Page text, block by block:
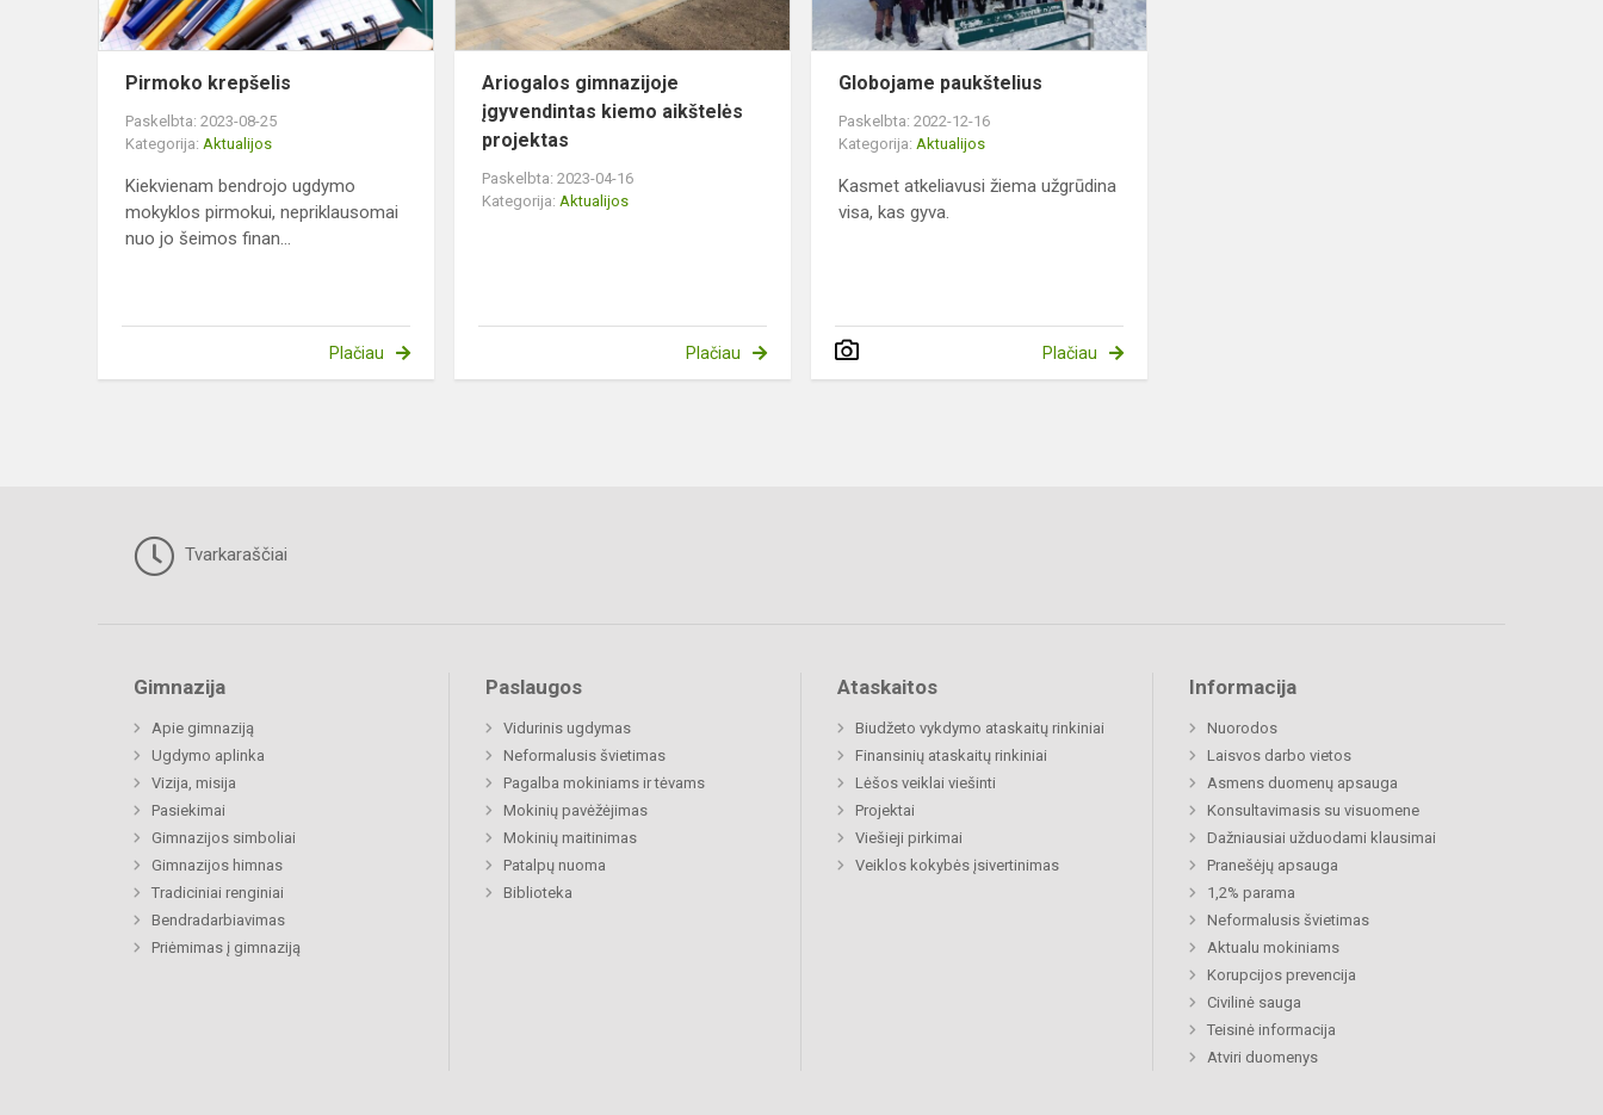
Pirmoko krepšelis
Paskelbta: 2023-08-25
Kategorija: Aktualijos
Kiekvienam bendrojo ugdymo
mokyklos pirmokui, nepriklausomai
nuo jo šeimos finan...
Plačiau
Ariogalos gimnazijoje
įgyvendintas kiemo aikštelės
projektas
Paskelbta: 2023-04-16
Kategorija:Aktualijos
Plačiau
Globojame paukštelius
Paskelbta: 2022-12-16
Kategorija:Aktualijos
Kasmet atkeliavusi žiema užgrūdina
visa, kas gyva.
Plačiau
Tvarkaraščiai
Gimnazija
Apie gimnaziją
Ugdymo aplinka
Vizija, misija
Pasiekimai
Gimnazijos simboliai
Gimnazijos himnas
Tradiciniai renginiai
Bendradarbiavimas
Priėmimas į gimnaziją
Paslaugos
Vidurinis ugdymas
Neformalusis švietimas
Pagalba mokiniams ir tėvams
Mokinių pavėžėjimas
Mokinių maitinimas
Patalpų nuoma
Biblioteka
Ataskaitos
Biudžeto vykdymo ataskaitų rinkiniai
Finansinių ataskaitų rinkiniai
Lėšos veiklai viešinti
Projektai
Viešieji pirkimai
Veiklos kokybės įsivertinimas
Informacija
Nuorodos
Laisvos darbo vietos
Asmens duomenų apsauga
Konsultavimasis su visuomene
Dažniausiai užduodami klausimai
Pranešėjų apsauga
1,2% parama
Neformalusis švietimas
Aktualu mokiniams
Korupcijos prevencija
Civilinė sauga
Teisinė informacija
Atviri duomenys